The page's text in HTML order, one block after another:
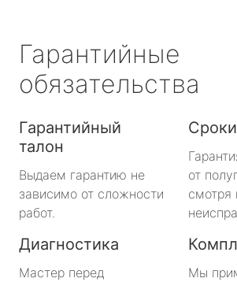
Гарантийные
обязательства
Гарантийный
талон
Выдаем гарантию не
зависимо от сложности
работ.
Сроки
от
смотря
Диагностика
Мастер перед
Мы